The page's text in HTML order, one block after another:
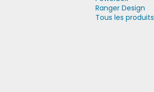
Ranger Design
Tous les produits